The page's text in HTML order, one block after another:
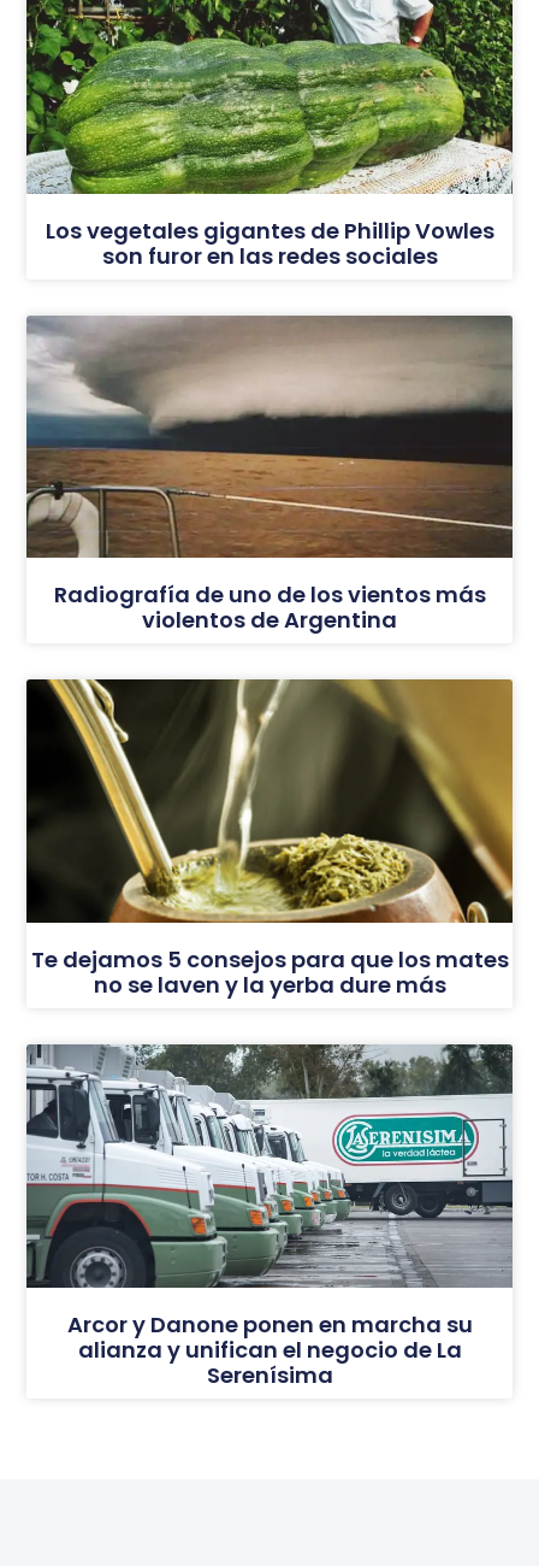
Los vegetales gigantes de Phillip Vowles
son furor en las redes sociales
Radiografía de uno de los vientos más
violentos de Argentina
Te dejamos 5 consejos para que los mates
no se laven y la yerba dure más
Arcor y Danone ponen en marcha su
alianza y unifican el negocio de La
Serenísima